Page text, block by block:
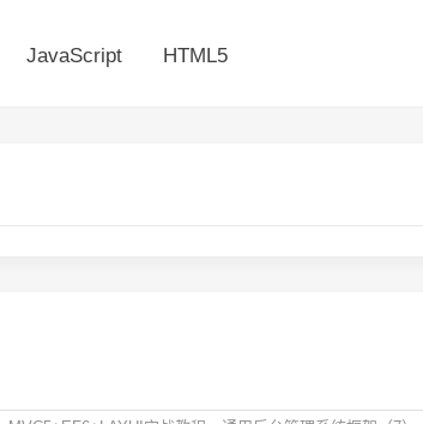
JavaScript HTML5